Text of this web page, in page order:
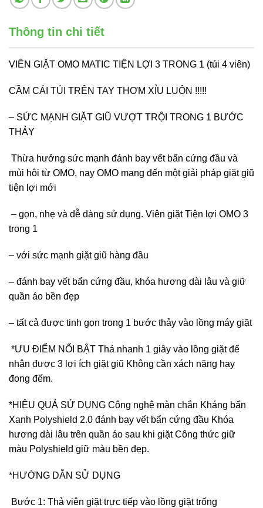
Thông tin chi tiết
VIÊN GIẶT OMO MATIC TIỆN LỢI 3 TRONG 1 (túi 4 viên)
CẦM CÁI TÚI TRÊN TAY THƠM XỈU LUÔN !!!!!
– SỨC MẠNH GIẶT GIŨ VƯỢT TRỘI TRONG 1 BƯỚC
THẢY
Thừa hưởng sức mạnh đánh bay vết bẩn cứng đầu và
mùi hôi từ OMO, nay OMO mang đến một giải pháp giặt giũ
tiện lợi mới
– gọn, nhẹ và dễ dàng sử dụng. Viên giặt Tiện lợi OMO 3
trong 1
– với sức mạnh giặt giũ hàng đầu
– đánh bay vết bẩn cứng đầu, khóa hương dài lâu và giữ
quần áo bền đẹp
– tất cả được tinh gọn trong 1 bước thảy vào lồng máy giặt
*ƯU ĐIỂM NỔI BẬT Thả nhanh 1 giây vào lồng giặt để
nhận được 3 lợi ích giặt giũ Không cần xách nặng hay
đong đếm.
*HIỆU QUẢ SỬ DỤNG Công nghệ màn chắn Kháng bẩn
Xanh Polyshield 2.0 đánh bay vết bẩn cứng đầu Khóa
hương dài lâu trên quần áo sau khi giặt Công thức giữ
màu Polyshield giữ màu bền đẹp.
*HƯỚNG DẪN SỬ DỤNG
Bước 1: Thả viên giặt trực tiếp vào lồng giặt trống